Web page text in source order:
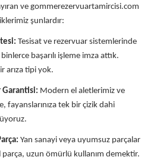
ve gommerezervuartamircisi.com
şunlardır:
Tesisat ve rezervuar sistemlerinde
başarılı işleme imza attık.
arıza tipi yok.
Garantisi: Modern el aletlerimiz ve
fayanslarınıza tek bir çizik dahi
Yan sanayi veya uyumsuz parçalar
uzun ömürlü kullanım demektir.